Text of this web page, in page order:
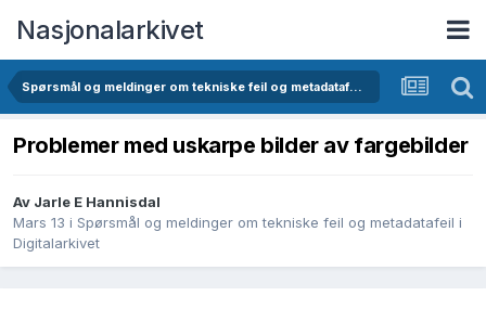
Nasjonalarkivet
Spørsmål og meldinger om tekniske feil og metadatafeil i Digitalarkivet
Problemer med uskarpe bilder av fargebilder
Av Jarle E Hannisdal
Mars 13 i Spørsmål og meldinger om tekniske feil og metadatafeil i
Digitalarkivet